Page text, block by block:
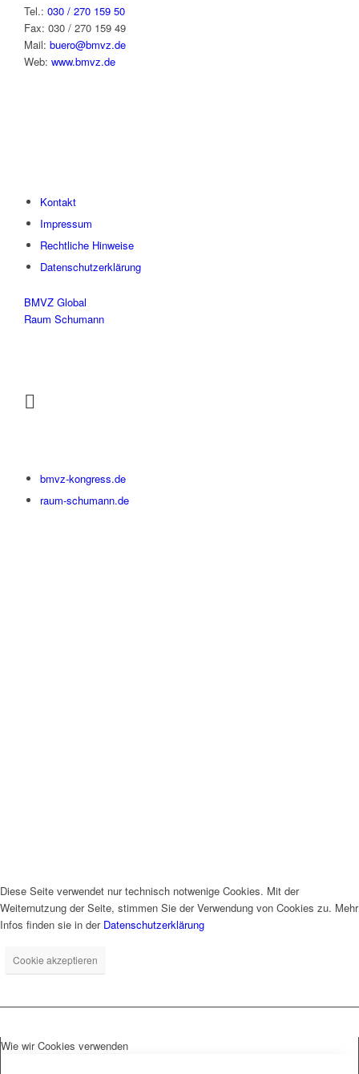
Tel.: 030 / 270 159 50
Fax: 030 / 270 159 49
Mail: buero@bmvz.de
Web: www.bmvz.de
Kontakt
Impressum
Rechtliche Hinweise
Datenschutzerklärung
BMVZ Global
Raum Schumann
bmvz-kongress.de
raum-schumann.de
Diese Seite verwendet nur technisch notwenige Cookies. Mit der
Weiternutzung der Seite, stimmen Sie der Verwendung von Cookies zu. Mehr
Infos finden sie in der Datenschutzerklärung
Cookie akzeptieren
Wie wir Cookies verwenden